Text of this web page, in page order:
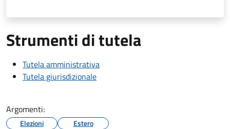
Strumenti di tutela
Tutela amministrativa
Tutela giurisdizionale
Argomenti:
Elezioni Estero